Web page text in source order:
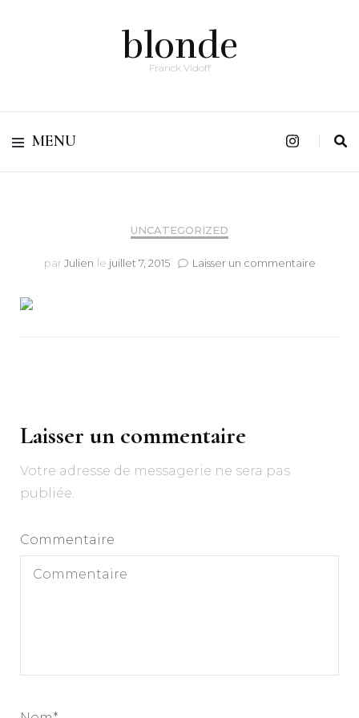
blonde
Franck Vidoff
MENU
UNCATEGORIZED
par Julien le juillet 7, 2015 Laisser un commentairesur
Laisser un commentaire
Votre adresse de messagerie ne sera pas
publiée.
Commentaire